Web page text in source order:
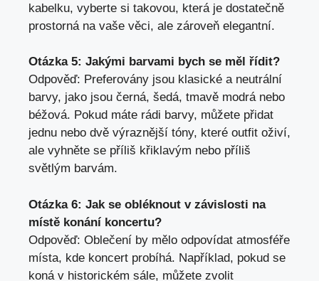
kabelku, vyberte si takovou, která je dostatečně
prostorná na vaše věci, ale zároveň elegantní.
Otázka 5: Jakými barvami bych se měl řídit?
Odpověď: Preferovány jsou klasické a neutrální
barvy, jako jsou černá, šedá, tmavě modrá nebo
béžová. Pokud máte rádi barvy, můžete přidat
jednu nebo dvě výraznější tóny, které outfit oživí,
ale vyhněte se příliš křiklavým nebo příliš
světlým barvám.
Otázka 6: Jak se obléknout v závislosti na
místě konání koncertu?
Odpověď: Oblečení by mělo odpovídat atmosféře
místa, kde koncert probíhá. Například, pokud se
koná v historickém sále, můžete zvolit